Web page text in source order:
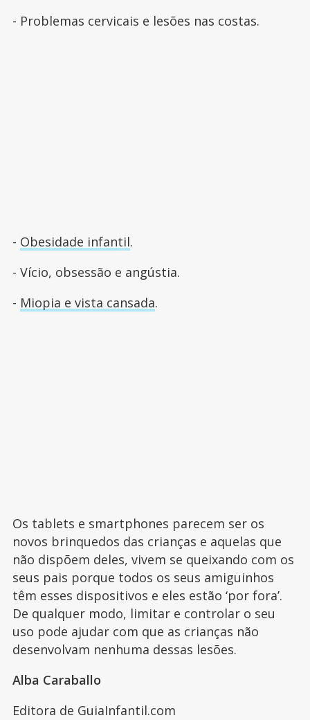
- Problemas cervicais e lesões nas costas.
- Obesidade infantil.
- Vício, obsessão e angústia.
- Miopia e vista cansada.
Os tablets e smartphones parecem ser os
novos brinquedos das crianças e aquelas que
não dispõem deles, vivem se queixando com os
seus pais porque todos os seus amiguinhos
têm esses dispositivos e eles estão ‘por fora’.
De qualquer modo, limitar e controlar o seu
uso pode ajudar com que as crianças não
desenvolvam nenhuma dessas lesões.
Alba Caraballo
Editora de GuiaInfantil.com